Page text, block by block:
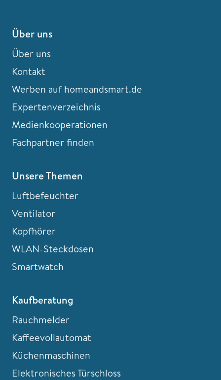
Über uns
Über uns
Kontakt
Werben auf homeandsmart.de
Expertenverzeichnis
Medienkooperationen
Fachpartner finden
Unsere Themen
Luftbefeuchter
Ventilator
Kopfhörer
WLAN-Steckdosen
Smartwatch
Kaufberatung
Rauchmelder
Kaffeevollautomat
Küchenmaschinen
Elektronisches Türschloss